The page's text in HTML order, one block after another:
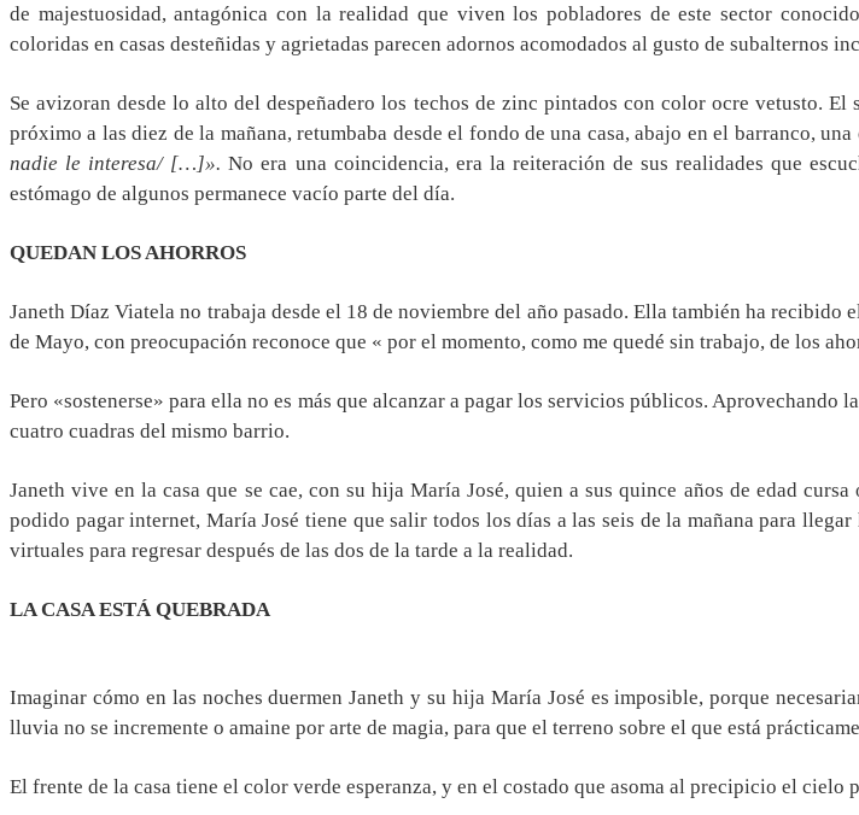
de majestuosidad, antagónica con la realidad que viven los pobladores de este sector
coloridas en casas desteñidas y agrietadas parecen adornos acomodados al gusto de subalternos
Se avizoran desde lo alto del despeñadero los techos de zinc pintados con color ocre vetusto.
próximo a las diez de la mañana, retumbaba desde el fondo de una casa, abajo en el barranco,
nadie le interesa/ […]».No era una coincidencia, era la reiteración de sus realidades que
estómago de algunos permanece vacío parte del día.
QUEDAN LOS AHORROS
Janeth Díaz Viatela no trabaja desde el 18 de noviembre del año pasado. Ella también ha
de Mayo, con preocupación reconoce que « por el momento, como me quedé sin trabajo, de los
Pero «sostenerse» para ella no es más que alcanzar a pagar los servicios públicos.
cuatro cuadras del mismo barrio.
Janeth vive en la casa que se cae, con su hija María José, quien a sus quince años de edad
podido pagar internet, María José tiene que salir todos los días a las seis de la mañana para
virtuales para regresar después de las dos de la tarde a la realidad.
LA CASA ESTÁ QUEBRADA
Imaginar cómo en las noches duermen Janeth y su hija María José es imposible, porque
lluvia no se incremente o amaine por arte de magia, para que el terreno sobre el que está
El frente de la casa tiene el color verde esperanza, y en el costado que asoma al precipicio el cielo